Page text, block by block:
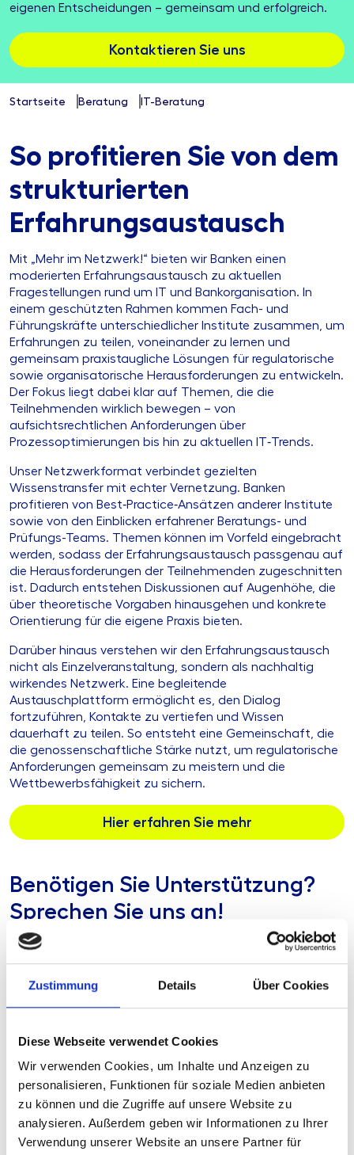
Zustimmung Details Über Cookies
Diese Webseite verwendet Cookies
Wir verwenden Cookies, um Inhalte und Anzeigen zu
personalisieren, Funktionen für soziale Medien anbieten
zu können und die Zugriffe auf unsere Website zu
analysieren. Außerdem geben wir Informationen zu Ihrer
Verwendung unserer Website an unsere Partner für
eigenen Entscheidungen – gemeinsam und erfolgreich.
Kontaktieren Sie uns
Startseite Beratung IT-Beratung
So profitieren Sie von dem
strukturierten
Erfahrungsaustausch
Mit „Mehr im Netzwerk!“ bieten wir Banken einen
moderierten Erfahrungsaustausch zu aktuellen
Fragestellungen rund um IT und Bankorganisation. In
einem geschützten Rahmen kommen Fach- und
Führungskräfte unterschiedlicher Institute zusammen, um
Erfahrungen zu teilen, voneinander zu lernen und
gemeinsam praxistaugliche Lösungen für regulatorische
sowie organisatorische Herausforderungen zu entwickeln.
Der Fokus liegt dabei klar auf Themen, die die
Teilnehmenden wirklich bewegen – von
aufsichtsrechtlichen Anforderungen über
Prozessoptimierungen bis hin zu aktuellen IT‑Trends.
Unser Netzwerkformat verbindet gezielten
Wissenstransfer mit echter Vernetzung. Banken
profitieren von Best‑Practice‑Ansätzen anderer Institute
sowie von den Einblicken erfahrener Beratungs- und
Prüfungs-Teams. Themen können im Vorfeld eingebracht
werden, sodass der Erfahrungsaustausch passgenau auf
die Herausforderungen der Teilnehmenden zugeschnitten
ist. Dadurch entstehen Diskussionen auf Augenhöhe, die
über theoretische Vorgaben hinausgehen und konkrete
Orientierung für die eigene Praxis bieten.
Darüber hinaus verstehen wir den Erfahrungsaustausch
nicht als Einzelveranstaltung, sondern als nachhaltig
wirkendes Netzwerk. Eine begleitende
Austauschplattform ermöglicht es, den Dialog
fortzuführen, Kontakte zu vertiefen und Wissen
dauerhaft zu teilen. So entsteht eine Gemeinschaft, die
die genossenschaftliche Stärke nutzt, um regulatorische
Anforderungen gemeinsam zu meistern und die
Wettbewerbsfähigkeit zu sichern.
Hier erfahren Sie mehr
Benötigen Sie Unterstützung?
Sprechen Sie uns an!
AWADO WPG
Michael
Liebeskind
Senior Consultant
AWADO WPG
Annika Müschen
Senior Manager
+49 174 9399893